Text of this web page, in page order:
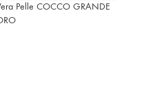
Pelle COCCO GRANDE